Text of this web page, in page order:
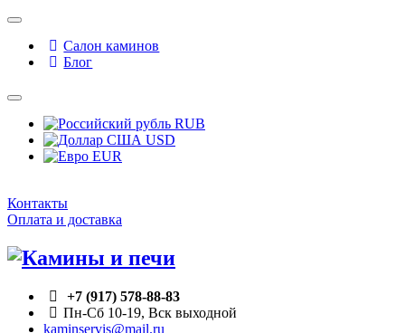
Салон каминов
Блог
RUB
USD
EUR
Контакты
Оплата и доставка
+7 (917) 578-88-83
Пн-Сб 10-19, Вск выходной
kaminservis@mail.ru